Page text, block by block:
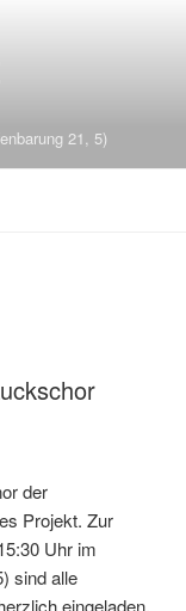
21, 5)
der
Projekt. Zur
Uhr im
sind alle
eingeladen.